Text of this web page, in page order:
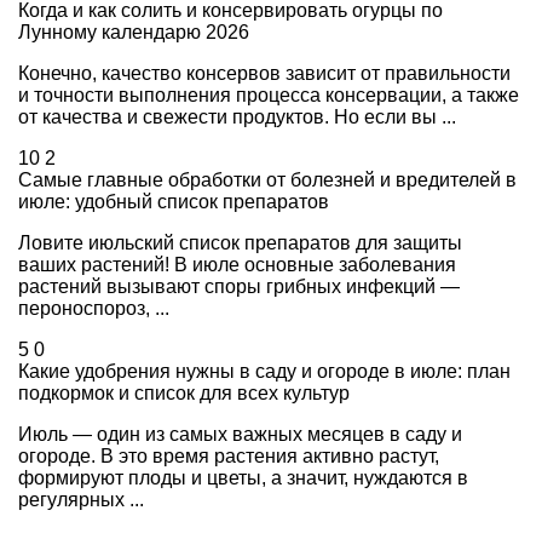
Когда и как солить и консервировать огурцы по
Лунному календарю 2026
Конечно, качество консервов зависит от правильности
и точности выполнения процесса консервации, а также
от качества и свежести продуктов. Но если вы ...
10 2
Самые главные обработки от болезней и вредителей в
июле: удобный список препаратов
Ловите июльский список препаратов для защиты
ваших растений! В июле основные заболевания
растений вызывают споры грибных инфекций —
пероноспороз, ...
5 0
Какие удобрения нужны в саду и огороде в июле: план
подкормок и список для всех культур
Июль — один из самых важных месяцев в саду и
огороде. В это время растения активно растут,
формируют плоды и цветы, а значит, нуждаются в
регулярных ...